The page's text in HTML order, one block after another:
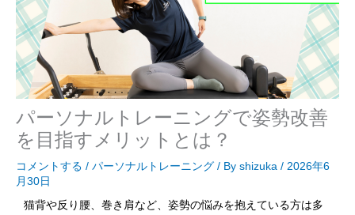
パーソナルトレーニングで姿勢改善
を目指すメリットとは？
コメントする / パーソナルトレーニング / By shizuka / 2026年6
月30日
猫背や反り腰、巻き肩など、姿勢の悩みを抱えている方は多